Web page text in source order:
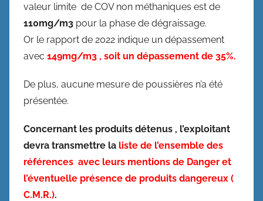
valeur limite de COV non méthaniques est de
110mg/m3 pour la phase de dégraissage.
Or le rapport de 2022 indique un dépassement
avec 149mg/m3 , soit un dépassement de 35%.
De plus, aucune mesure de poussières n’a été
présentée.
Concernant les produits détenus , l’exploitant
devra transmettre la liste de l’ensemble des
références avec leurs mentions de Danger et
l’éventuelle présence de produits dangereux (
C.M.R.).